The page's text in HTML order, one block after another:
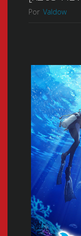
Por Valdow